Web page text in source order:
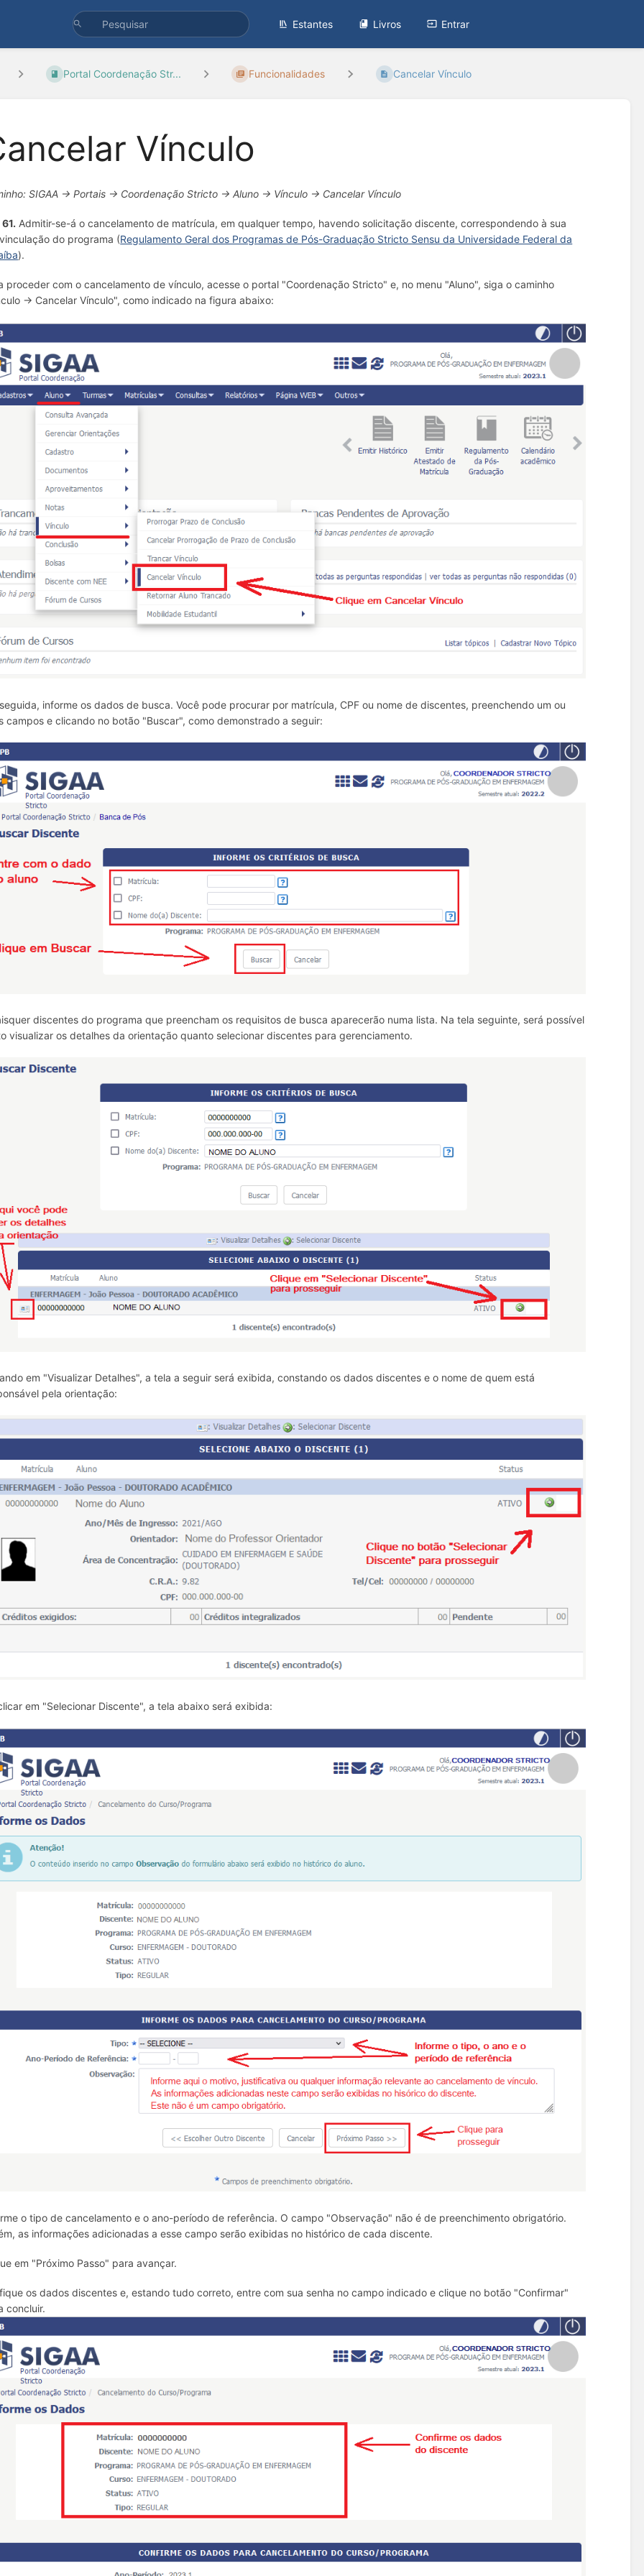
Estantes Livros Entrar
Portal Coordenação Str... Funcionalidades Cancelar Vínculo
Vínculo
SIGAA → Portais → Coordenação Stricto → Aluno → Vínculo → Cancelar Vínculo
Admitir-se-á o cancelamento de matrícula, em qualquer tempo, havendo solicitação discente, correspondendo à sua
do programa (Regulamento Geral dos Programas de Pós-Graduação Stricto Sensu da Universidade Federal da
).
proceder com o cancelamento de vínculo, acesse o portal "Coordenação Stricto" e, no menu "Aluno", siga o caminho
→ Cancelar Vínculo", como indicado na figura abaixo:
informe os dados de busca. Você pode procurar por matrícula, CPF ou nome de discentes, preenchendo um ou
campos e clicando no botão "Buscar", como demonstrado a seguir:
discentes do programa que preencham os requisitos de busca aparecerão numa lista. Na tela seguinte, será possível
visualizar os detalhes da orientação quanto selecionar discentes para gerenciamento.
em "Visualizar Detalhes", a tela a seguir será exibida, constando os dados discentes e o nome de quem está
pela orientação:
em "Selecionar Discente", a tela abaixo será exibida:
o tipo de cancelamento e o ano-período de referência. O campo "Observação" não é de preenchimento obrigatório.
as informações adicionadas a esse campo serão exibidas no histórico de cada discente.
em "Próximo Passo" para avançar.
os dados discentes e, estando tudo correto, entre com sua senha no campo indicado e clique no botão "Confirmar"
concluir.